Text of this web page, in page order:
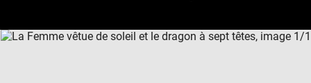
Download
Next
Previous